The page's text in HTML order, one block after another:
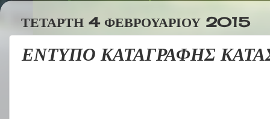
ΤΕΤΆΡΤΗ 4 ΦΕΒΡΟΥΑΡΊΟΥ 2015
ΕΝΤΥΠΟ ΚΑΤΑΓΡΑΦΗΣ